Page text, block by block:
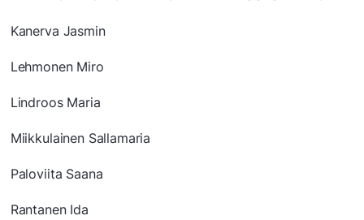
Kanerva Jasmin
Lehmonen Miro
Lindroos Maria
Miikkulainen Sallamaria
Paloviita Saana
Rantanen Ida